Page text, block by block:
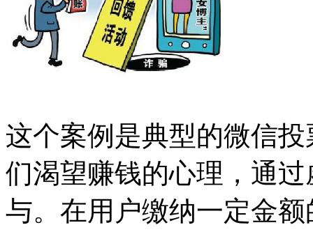
这个案例是典型的微信
们渴望赚钱的心理，通
与。在用户缴纳一定金